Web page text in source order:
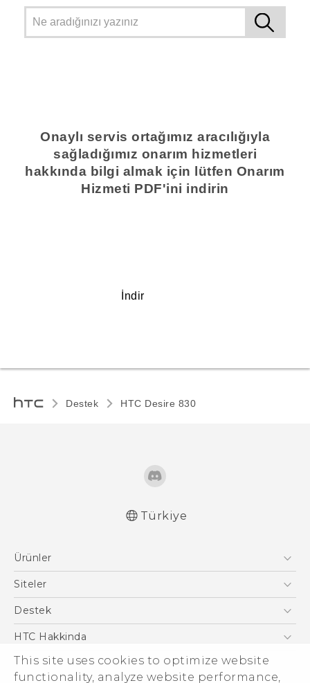
This site uses cookies to optimize website
functionality, analyze website performance,
Onaylı servis ortağımız aracılığıyla
sağladığımız onarım hizmetleri
hakkında bilgi almak için lütfen Onarım
Hizmeti PDF'ini indirin
İndir
Destek HTC Desire 830‎
Türkiye
Ürünler
Akıllı Telefonlar
VIVE
Siteler
HTC Dev
Destek
Destek Merkezi
HTC Hakkinda
ESG